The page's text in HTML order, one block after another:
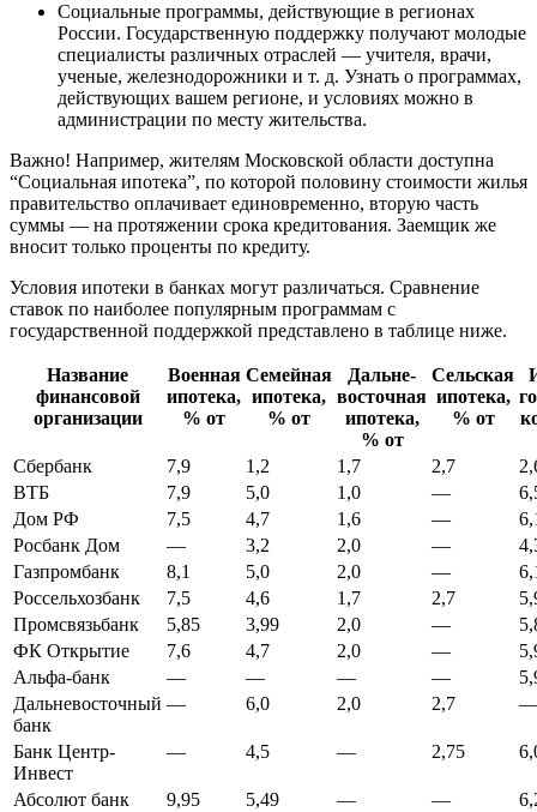
Социальные программы, действующие в регионах
России. Государственную поддержку получают молодые
специалисты различных отраслей — учителя, врачи,
ученые, железнодорожники и т. д. Узнать о программах,
действующих вашем регионе, и условиях можно в
администрации по месту жительства.
Важно! Например, жителям Московской области доступна
“Социальная ипотека”, по которой половину стоимости жилья
правительство оплачивает единовременно, вторую часть
суммы — на протяжении срока кредитования. Заемщик же
вносит только проценты по кредиту.
Условия ипотеки в банках могут различаться. Сравнение
ставок по наиболее популярным программам с
государственной поддержкой представлено в таблице ниже.
Название
финансовой
организации
Военная
ипотека,
% от
Семейная
ипотека,
% от
Дальне­
восточная
ипотека,
% от
Сельская
ипотека,
% от
Сбербанк 7,9 1,2 1,7 2,7
ВТБ
7,9 5,0 1,0 —
Дом РФ
7,5 4,7 1,6 —
Росбанк Дом
— 3,2 2,0 —
Газпромбанк
8,1 5,0 2,0 —
Россельхозбанк
7,5 4,6 1,7 2,7
Промсвязьбанк
5,85 3,99 2,0 —
ФК Открытие
7,6 4,7 2,0 —
Альфа-банк
— — — —
Дальневосточный
банк
— 6,0 2,0 2,7 —
Банк Центр-
Инвест
— 4,5 — 2,75
Абсолют банк 9,95 5,49 — —